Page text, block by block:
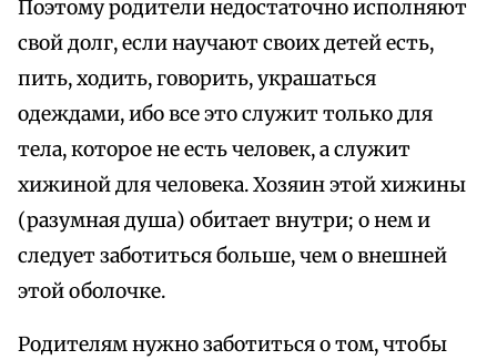
Поэтому родители недостаточно исполняют
свой долг, если научают своих детей есть,
пить, ходить, говорить, украшаться
одеждами, ибо все это служит только для
тела, которое не есть человек, а служит
хижиной для человека. Хозяин этой хижины
(разумная душа) обитает внутри; о нем и
следует заботиться больше, чем о внешней
этой оболочке.
Родителям нужно заботиться о том, чтобы